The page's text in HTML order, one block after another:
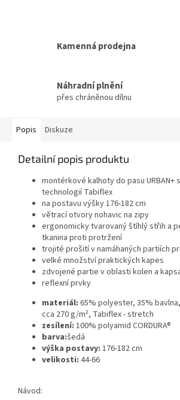
Kamenná prodejna
Náhradní plnění
přes chráněnou dílnu
Popis Diskuze
Detailní popis produktu
montérkové kalhoty do pasu URBAN+
technologií Tabiflex
na postavu výšky 176-182 cm
větrací otvory nohavic na zipy
ergonomicky tvarovaný štíhlý střih a
tkanina proti protržení
trojité prošití v namáhaných partiích
velké množství praktických kapes
zdvojené partie v oblasti kolen a
reflexní prvky
materiál: 65% polyester, 35%
cca 270 g/m², Tabiflex - stretch
zesílení: 100% polyamid CORDURA®
barva:šedá
výška postavy: 176-182 cm
velikosti: 44-66
Návod: